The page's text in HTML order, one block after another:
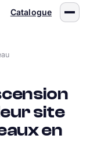
Catalogue
site
en